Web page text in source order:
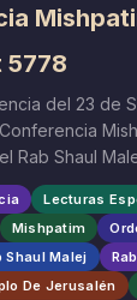
5778
del 23 de
Rab Shaul
sobre dos
que se
la
Lecturas
Mishpatim
Shaul Malej
De Jerusalén